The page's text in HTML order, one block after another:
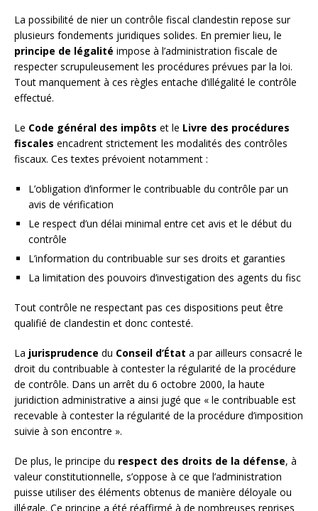
La possibilité de nier un contrôle fiscal clandestin repose sur
plusieurs fondements juridiques solides. En premier lieu, le
principe de légalité impose à l’administration fiscale de
respecter scrupuleusement les procédures prévues par la loi.
Tout manquement à ces règles entache d’illégalité le contrôle
effectué.
Le Code général des impôts et le Livre des procédures
fiscales encadrent strictement les modalités des contrôles
fiscaux. Ces textes prévoient notamment :
L’obligation d’informer le contribuable du contrôle par un
avis de vérification
Le respect d’un délai minimal entre cet avis et le début du
contrôle
L’information du contribuable sur ses droits et garanties
La limitation des pouvoirs d’investigation des agents du fisc
Tout contrôle ne respectant pas ces dispositions peut être
qualifié de clandestin et donc contesté.
La jurisprudence du Conseil d’État a par ailleurs consacré le
droit du contribuable à contester la régularité de la procédure
de contrôle. Dans un arrêt du 6 octobre 2000, la haute
juridiction administrative a ainsi jugé que « le contribuable est
recevable à contester la régularité de la procédure d’imposition
suivie à son encontre ».
De plus, le principe du respect des droits de la défense, à
valeur constitutionnelle, s’oppose à ce que l’administration
puisse utiliser des éléments obtenus de manière déloyale ou
illégale. Ce principe a été réaffirmé à de nombreuses reprises